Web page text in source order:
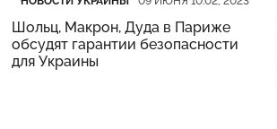
Шольц, Макрон, Дуда в Париже
обсудят гарантии безопасности
для Украины